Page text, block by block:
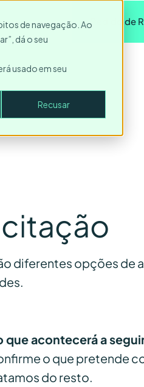
de navegação. Ao
dá o seu
usado em seu
Recusar
Entrar Pedido de
diferentes opções de
que acontecerá a
o que pretende
do resto.